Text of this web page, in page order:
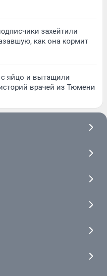
захейтили
как она кормит
яйцо и вытащили
врачей из Тюмени